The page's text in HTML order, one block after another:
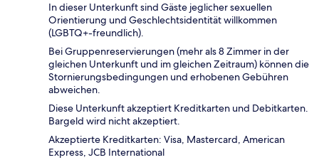
In dieser Unterkunft sind Gäste jeglicher sexuellen
Orientierung und Geschlechtsidentität willkommen
(LGBTQ+-freundlich).
Bei Gruppenreservierungen (mehr als 8 Zimmer in der
gleichen Unterkunft und im gleichen Zeitraum) können die
Stornierungsbedingungen und erhobenen Gebühren
abweichen.
Diese Unterkunft akzeptiert Kreditkarten und Debitkarten.
Bargeld wird nicht akzeptiert.
Akzeptierte Kreditkarten: Visa, Mastercard, American
Express, JCB International